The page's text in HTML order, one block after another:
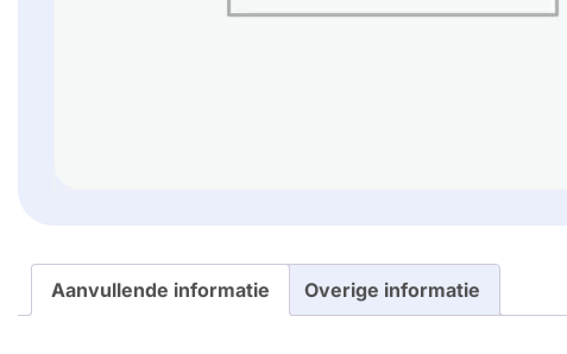
Aanvullende informatie Overige informatie